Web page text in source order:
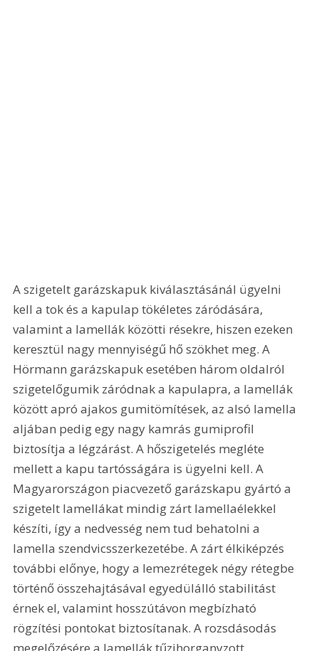
A szigetelt garázskapuk kiválasztásánál ügyelni
kell a tok és a kapulap tökéletes záródására,
valamint a lamellák közötti résekre, hiszen ezeken
keresztül nagy mennyiségű hő szökhet meg. A
Hörmann garázskapuk esetében három oldalról
szigetelőgumik záródnak a kapulapra, a lamellák
között apró ajakos gumitömítések, az alsó lamella
aljában pedig egy nagy kamrás gumiprofil
biztosítja a légzárást. A hőszigetelés megléte
mellett a kapu tartósságára is ügyelni kell. A
Magyarországon piacvezető garázskapu gyártó a
szigetelt lamellákat mindig zárt lamellaélekkel
készíti, így a nedvesség nem tud behatolni a
lamella szendvicsszerkezetébe. A zárt élkiképzés
további előnye, hogy a lemezrétegek négy rétegbe
történő összehajtásával egyedülálló stabilitást
érnek el, valamint hosszútávon megbízható
rögzítési pontokat biztosítanak. A rozsdásodás